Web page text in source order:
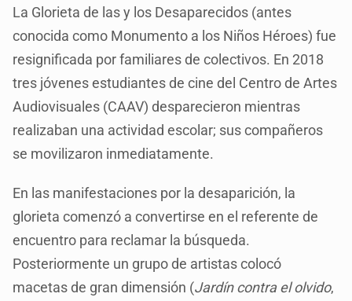
La Glorieta de las y los Desaparecidos (antes
conocida como Monumento a los Niños Héroes) fue
resignificada por familiares de colectivos. En 2018
tres jóvenes estudiantes de cine del Centro de Artes
Audiovisuales (CAAV) desparecieron mientras
realizaban una actividad escolar; sus compañeros
se movilizaron inmediatamente.
En las manifestaciones por la desaparición, la
glorieta comenzó a convertirse en el referente de
encuentro para reclamar la búsqueda.
Posteriormente un grupo de artistas colocó
macetas de gran dimensión (Jardín contra el olvido,